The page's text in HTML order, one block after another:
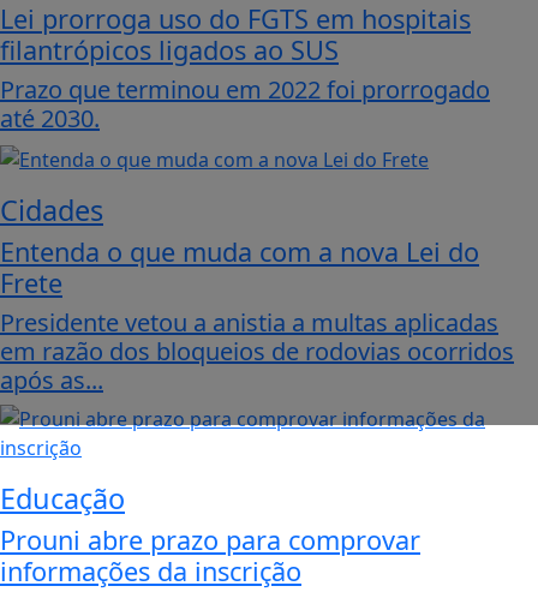
Lei prorroga uso do FGTS em hospitais
filantrópicos ligados ao SUS
Prazo que terminou em 2022 foi prorrogado
até 2030.
Cidades
Entenda o que muda com a nova Lei do
Frete
Presidente vetou a anistia a multas aplicadas
em razão dos bloqueios de rodovias ocorridos
após as...
Educação
Prouni abre prazo para comprovar
informações da inscrição